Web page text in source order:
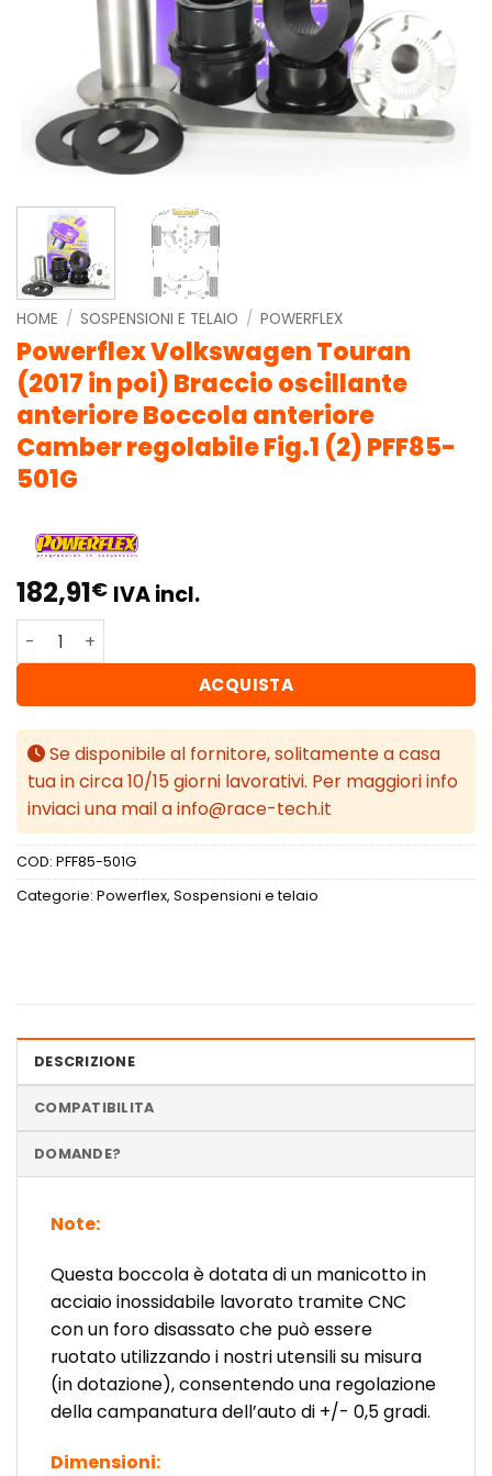
HOME / SOSPENSIONI E TELAIO / POWERFLEX
Powerflex Volkswagen Touran
(2017 in poi) Braccio oscillante
anteriore Boccola anteriore
Camber regolabile Fig.1 (2) PFF85-
501G
182,91€ IVA incl.
Powerflex Volkswagen Touran (2017 in poi) Braccio
ACQUISTA
Se disponibile al fornitore, solitamente a casa
tua in circa 10/15 giorni lavorativi. Per maggiori info
inviaci una mail a info@race-tech.it
COD: PFF85-501G
Categorie: Powerflex, Sospensioni e telaio
DESCRIZIONE
COMPATIBILITA
DOMANDE?
Note:
Questa boccola è dotata di un manicotto in
acciaio inossidabile lavorato tramite CNC
con un foro disassato che può essere
ruotato utilizzando i nostri utensili su misura
(in dotazione), consentendo una regolazione
della campanatura dell’auto di +/- 0,5 gradi.
Dimensioni: